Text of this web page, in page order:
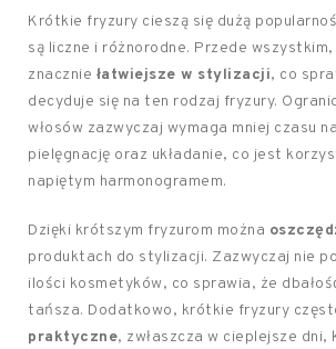
Krótkie fryzury cieszą się dużą
są liczne i różnorodne. Przede
znacznie łatwiejsze w stylizacji, co
decyduje się na ten rodzaj fryzury.
włosów zazwyczaj wymaga mniej czasu
pielęgnację oraz układanie, co jest
napiętym harmonogramem.
Dzięki krótszym fryzurom można
produktach do stylizacji. Zazwyczaj nie
ilości kosmetyków, co sprawia, że
tańsza. Dodatkowo, krótkie fryzury
praktyczne, zwłaszcza w cieplejsze dni,